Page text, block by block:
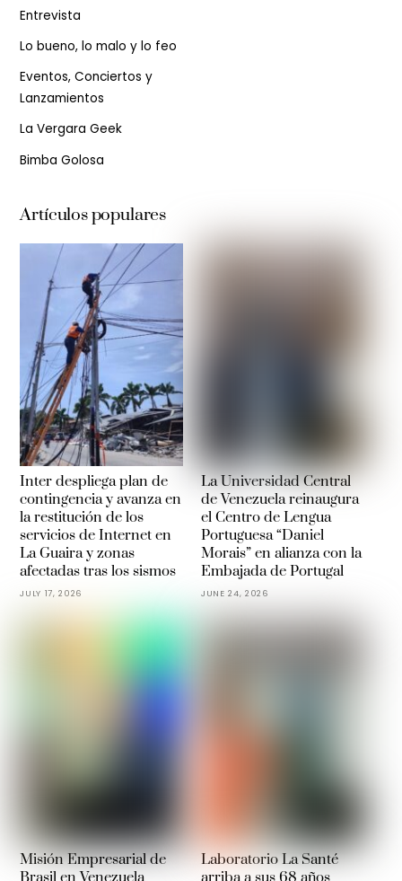
Entrevista
Lo bueno, lo malo y lo feo
Eventos, Conciertos y
Lanzamientos
La Vergara Geek
Bimba Golosa
Artículos populares
Inter despliega plan de
contingencia y avanza en
la restitución de los
servicios de Internet en
La Guaira y zonas
afectadas tras los sismos
JULY 17, 2026
La Universidad Central
de Venezuela reinaugura
el Centro de Lengua
Portuguesa “Daniel
Morais” en alianza con la
Embajada de Portugal
JUNE 24, 2026
Misión Empresarial de
Brasil en Venezuela
Laboratorio La Santé
arriba a sus 68 años